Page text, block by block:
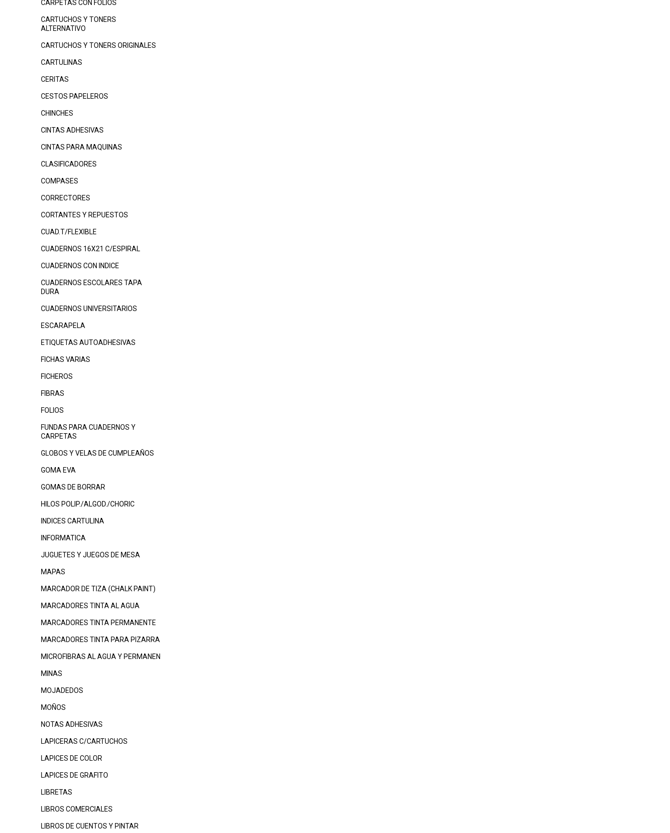
CARPETAS CON FOLIOS
CARTUCHOS Y TONERS
ALTERNATIVO
CARTUCHOS Y TONERS ORIGINALES
CARTULINAS
CERITAS
CESTOS PAPELEROS
CHINCHES
CINTAS ADHESIVAS
CINTAS PARA MAQUINAS
CLASIFICADORES
COMPASES
CORRECTORES
CORTANTES Y REPUESTOS
CUAD.T/FLEXIBLE
CUADERNOS 16X21 C/ESPIRAL
CUADERNOS CON INDICE
CUADERNOS ESCOLARES TAPA
DURA
CUADERNOS UNIVERSITARIOS
ESCARAPELA
ETIQUETAS AUTOADHESIVAS
FICHAS VARIAS
FICHEROS
FIBRAS
FOLIOS
FUNDAS PARA CUADERNOS Y
CARPETAS
GLOBOS Y VELAS DE CUMPLEAÑOS
GOMA EVA
GOMAS DE BORRAR
HILOS POLIP./ALGOD./CHORIC
INDICES CARTULINA
INFORMATICA
JUGUETES Y JUEGOS DE MESA
MAPAS
MARCADOR DE TIZA (CHALK PAINT)
MARCADORES TINTA AL AGUA
MARCADORES TINTA PERMANENTE
MARCADORES TINTA PARA PIZARRA
MICROFIBRAS AL AGUA Y PERMANEN
MINAS
MOJADEDOS
MOÑOS
NOTAS ADHESIVAS
LAPICERAS C/CARTUCHOS
LAPICES DE COLOR
LAPICES DE GRAFITO
LIBRETAS
LIBROS COMERCIALES
LIBROS DE CUENTOS Y PINTAR